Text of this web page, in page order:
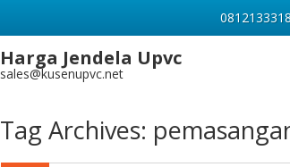
Harga Jendela Upvc
sales@kusenupvc.net
Tag Archives: